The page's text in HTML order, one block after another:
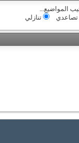
المواضيع...
تصاعدي
تنازلي